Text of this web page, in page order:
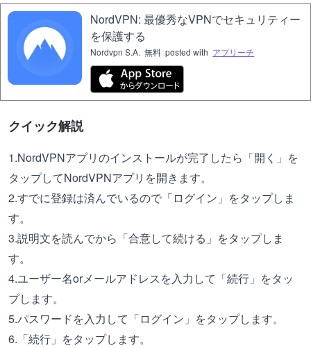
NordVPN: 最優秀なVPNでセキュリティー
を保護する
Nordvpn S.A. 無料 posted with アプリーチ
クイック解説
1.NordVPNアプリのインストールが完了したら「開く」を
タップしてNordVPNアプリを開きます。
2.すでに登録は済んでいるので「ログイン」をタップしま
す。
3.説明文を読んでから「合意して続ける」をタップしま
す。
4.ユーザー名orメールアドレスを入力して「続行」をタッ
プします。
5.パスワードを入力して「ログイン」をタップします。
6.「続行」をタップします。